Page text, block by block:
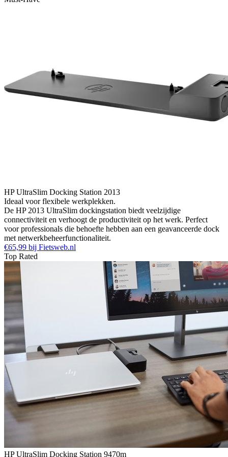
HP UltraSlim Docking Station 2013
Ideaal voor flexibele werkplekken.
De HP 2013 UltraSlim dockingstation biedt veelzijdige
connectiviteit en verhoogt de productiviteit op het werk. Perfect
voor professionals die behoefte hebben aan een geavanceerde dock
met netwerkbeheerfunctionaliteit.
€65,99 bij Fietsweb.nl
Top Rated
HP UltraSlim Docking Station 9470m